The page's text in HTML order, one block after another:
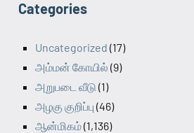
Categories
Uncategorized (17)
அம்மன் கோயில் (9)
அறுபடை வீடு (1)
அழகு குறிப்பு (46)
ஆன்மிகம்(1,136)